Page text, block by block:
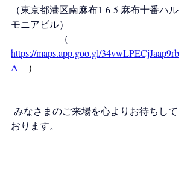
（東京都港区南麻布1-6-5 麻布十番ハル
モニアビル）
		（
https://maps.app.goo.gl/34vwLPECjJaap9rb
A ）
みなさまのご来場を心よりお待ちして
おります。